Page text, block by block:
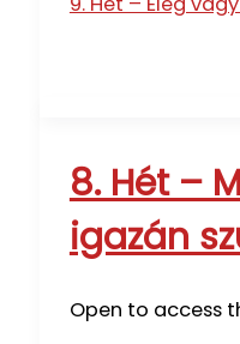
8. Hét –
igazán
Open to access